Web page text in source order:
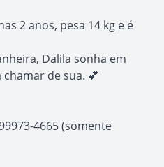
2 anos, pesa 14 kg e é
Dalila sonha em
de sua. 💕
4665 (somente